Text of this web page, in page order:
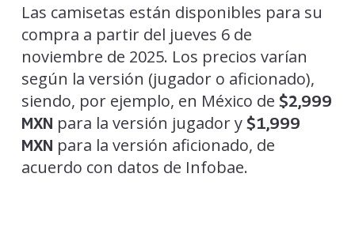
Las camisetas están disponibles para su
compra a partir del jueves 6 de
noviembre de 2025. Los precios varían
según la versión (jugador o aficionado),
siendo, por ejemplo, en México de $2,999
MXN para la versión jugador y $1,999
MXN para la versión aficionado, de
acuerdo con datos de Infobae.